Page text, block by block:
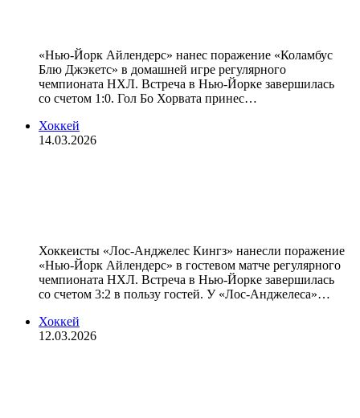
«Нью‑Йорк Айлендерс» нанес поражение «Коламбус
Блю Джэкетс» в домашней игре регулярного
чемпионата НХЛ. Встреча в Нью‑Йорке завершилась
со счетом 1:0. Гол Бо Хорвата принес…
Хоккей
14.03.2026
Хоккеисты «Лос‑Анджелес Кингз» нанесли поражение
«Нью‑Йорк Айлендерс» в гостевом матче регулярного
чемпионата НХЛ. Встреча в Нью‑Йорке завершилась
со счетом 3:2 в пользу гостей. У «Лос‑Анджелеса»…
Хоккей
12.03.2026